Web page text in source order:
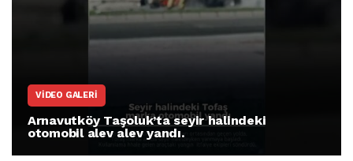
VIDEO GALERI
Arnavutköy Taşoluk’ta seyir halindeki
otomobil alev alev yandı.